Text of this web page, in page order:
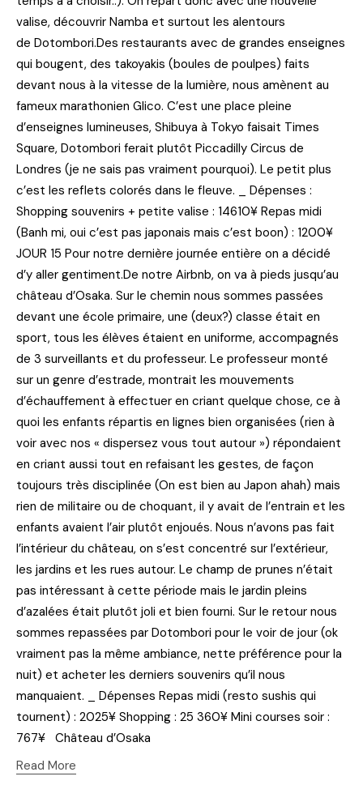
valise, découvrir Namba et surtout les alentours
de Dotombori.Des restaurants avec de grandes enseignes
qui bougent, des takoyakis (boules de poulpes) faits
devant nous à la vitesse de la lumière, nous amènent au
fameux marathonien Glico. C’est une place pleine
d’enseignes lumineuses, Shibuya à Tokyo faisait Times
Square, Dotombori ferait plutôt Piccadilly Circus de
Londres (je ne sais pas vraiment pourquoi). Le petit plus
c’est les reflets colorés dans le fleuve. _ Dépenses :
Shopping souvenirs + petite valise : 14610¥ Repas midi
(Banh mi, oui c’est pas japonais mais c’est boon) : 1200¥
JOUR 15 Pour notre dernière journée entière on a décidé
d’y aller gentiment.De notre Airbnb, on va à pieds jusqu’au
château d’Osaka. Sur le chemin nous sommes passées
devant une école primaire, une (deux?) classe était en
sport, tous les élèves étaient en uniforme, accompagnés
de 3 surveillants et du professeur. Le professeur monté
sur un genre d’estrade, montrait les mouvements
d’échauffement à effectuer en criant quelque chose, ce à
quoi les enfants répartis en lignes bien organisées (rien à
voir avec nos « dispersez vous tout autour ») répondaient
en criant aussi tout en refaisant les gestes, de façon
toujours très disciplinée (On est bien au Japon ahah) mais
rien de militaire ou de choquant, il y avait de l’entrain et les
enfants avaient l’air plutôt enjoués. Nous n’avons pas fait
l’intérieur du château, on s’est concentré sur l’extérieur,
les jardins et les rues autour. Le champ de prunes n’était
pas intéressant à cette période mais le jardin pleins
d’azalées était plutôt joli et bien fourni. Sur le retour nous
sommes repassées par Dotombori pour le voir de jour (ok
vraiment pas la même ambiance, nette préférence pour la
nuit) et acheter les derniers souvenirs qu’il nous
manquaient. _ Dépenses Repas midi (resto sushis qui
tournent) : 2025¥ Shopping : 25 360¥ Mini courses soir :
767¥ Château d’Osaka
Read More